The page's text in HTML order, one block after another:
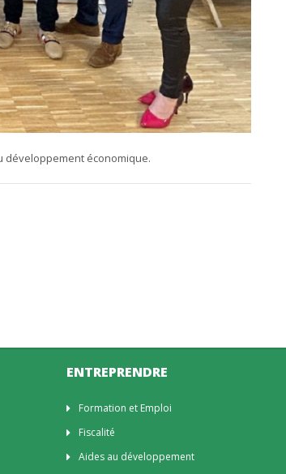
développement économique.
ENTREPRENDRE
Formation et Emploi
Fiscalité
Aides au développement